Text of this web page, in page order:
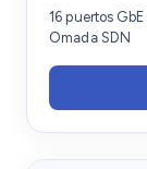
16 puertos
Omada SDN